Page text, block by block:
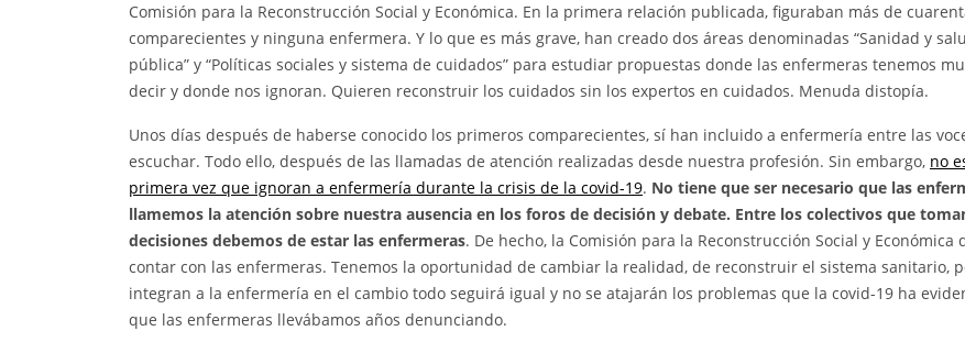
Comisión para la Reconstrucción Social y Económica. En la primera relación publicada, figuraban más de
comparecientes y ninguna enfermera. Y lo que es más grave, han creado dos áreas denominadas “Sanidad y
pública” y “Políticas sociales y sistema de cuidados” para estudiar propuestas donde las enfermeras tenemos
decir y donde nos ignoran. Quieren reconstruir los cuidados sin los expertos en cuidados. Menuda distopía.
Unos días después de haberse conocido los primeros comparecientes, sí han incluido a enfermería entre las
escuchar. Todo ello, después de las llamadas de atención realizadas desde nuestra profesión. Sin embargo, no
primera vez que ignoran a enfermería durante la crisis de la covid-19. No tiene que ser necesario que las
llamemos la atención sobre nuestra ausencia en los foros de decisión y debate. Entre los colectivos que
decisiones debemos de estar las enfermeras. De hecho, la Comisión para la Reconstrucción Social y Económica
contar con las enfermeras. Tenemos la oportunidad de cambiar la realidad, de reconstruir el sistema sanitario,
integran a la enfermería en el cambio todo seguirá igual y no se atajarán los problemas que la covid-19 ha
que las enfermeras llevábamos años denunciando.